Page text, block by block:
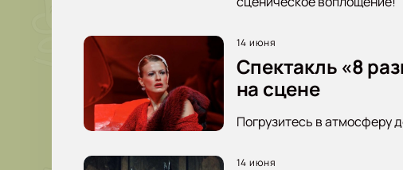
14 июня
Спектакль «8
на сцене
Погрузитесь в атмосферу
14 июня